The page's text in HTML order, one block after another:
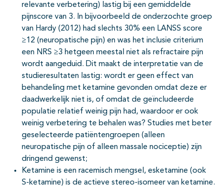
relevante verbetering) lastig bij een gemiddelde
pijnscore van 3. In bijvoorbeeld de onderzochte groep
van Hardy (2012) had slechts 30% een LANSS score
≥12 (neuropatische pijn) en was het inclusie criterium
een NRS ≥3 hetgeen meestal niet als refractaire pijn
wordt aangeduid. Dit maakt de interpretatie van de
studieresultaten lastig: wordt er geen effect van
behandeling met ketamine gevonden omdat deze er
daadwerkelijk niet is, of omdat de geïncludeerde
populatie relatief weinig pijn had, waardoor er ook
weinig verbetering te behalen was? Studies met beter
geselecteerde patiëntengroepen (alleen
neuropatische pijn of alleen massale nociceptie) zijn
dringend gewenst;
Ketamine is een racemisch mengsel, esketamine (ook
S-ketamine) is de actieve stereo-isomeer van ketamine.